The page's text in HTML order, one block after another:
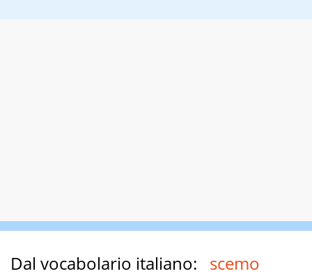
Dal vocabolario italiano: scemo